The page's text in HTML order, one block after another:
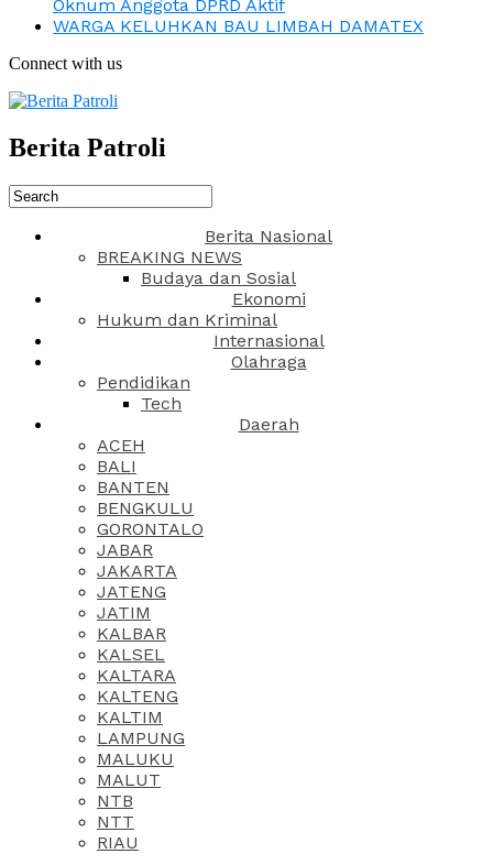
Oknum Anggota DPRD Aktif
WARGA KELUHKAN BAU LIMBAH DAMATEX
Connect with us
Berita Patroli
Berita Nasional
BREAKING NEWS
Budaya dan Sosial
Ekonomi
Hukum dan Kriminal
Internasional
Olahraga
Pendidikan
Tech
Daerah
ACEH
BALI
BANTEN
BENGKULU
GORONTALO
JABAR
JAKARTA
JATENG
JATIM
KALBAR
KALSEL
KALTARA
KALTENG
KALTIM
LAMPUNG
MALUKU
MALUT
NTB
NTT
RIAU